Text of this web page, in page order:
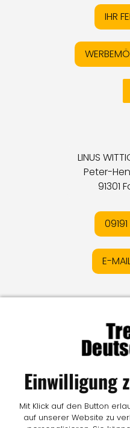
IHR
LINUS
Peter-
91301
E-
MediadatenI
© LW
Einwilligung
Mit Klick auf den Button
auf unserer Website zu